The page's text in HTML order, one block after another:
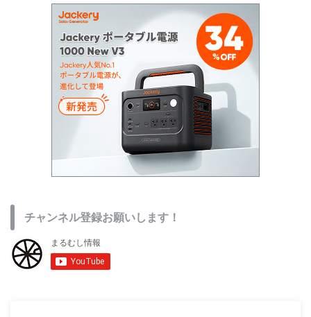
【5/31まで】Blackviewの新作スマホ
「Wave 10C」がセール中！13,100円
からの爆安価格
2026/5/24
スマートフォン情報